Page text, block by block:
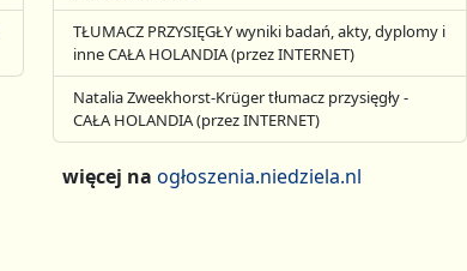
TŁUMACZ PRZYSIĘGŁY wyniki badań, akty, dyplomy i
inne CAŁA HOLANDIA (przez INTERNET)
Natalia Zweekhorst-Krüger tłumacz przysięgły -
CAŁA HOLANDIA (przez INTERNET)
więcej naogłoszenia.niedziela.nl